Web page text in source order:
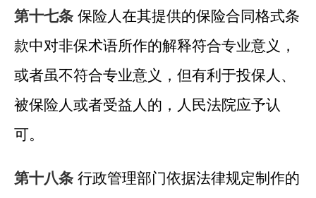
第十七条 保险人在其提供的保险合同格式条
款中对非保术语所作的解释符合专业意义，
或者虽不符合专业意义，但有利于投保人、
被保险人或者受益人的，人民法院应予认
可。
第十八条 行政管理部门依据法律规定制作的